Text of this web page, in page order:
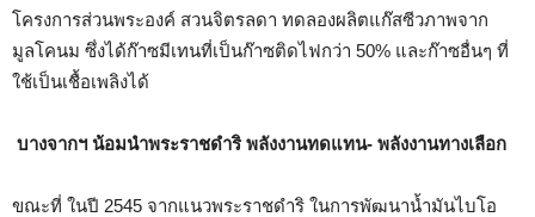
โครงการส่วนพระองค์ สวนจิตรลดา ทดลองผลิตแก๊สซีวภาพจาก
มูลโคนม ซึ่งได้ก๊าซมีเทนที่เป็นก๊าซติดไฟกว่า 50% และก๊าซอื่นๆ ที่
ใช้เป็นเชื้อเพลิงได้
บางจากฯ น้อมนำพระราชดำริพลังงานทดแทน- พลังงานทางเลือก
ขณะที่ ในปี 2545 จากแนวพระราชดำริ ในการพัฒนาน้ำมันไบโอ